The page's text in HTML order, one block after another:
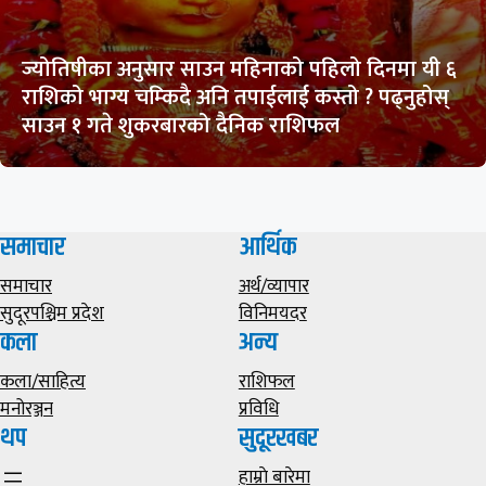
ज्योतिषीका अनुसार साउन महिनाको पहिलो दिनमा यी ६
राशिको भाग्य चम्किदै अनि तपाईलाई कस्तो ? पढ्नुहोस्
साउन १ गते शुकरबारको दैनिक राशिफल
समाचार
समाचार
सुदूरपश्चिम प्रदेश
आर्थिक
अर्थ/व्यापार
विनिमयदर
कला
कला/साहित्य
मनोरञ्जन
अन्य
राशिफल
प्रविधि
थप सुदूरखबर
हाम्राे बारेमा